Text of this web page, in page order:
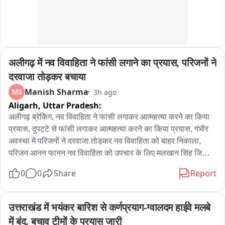
अलीगढ़ में नव विवाहिता ने फांसी लगाने का प्रयास, परिजनों ने
दरवाजा तोड़कर बचाया
MS Manish Sharma 3h ago
Aligarh, Uttar Pradesh:
अलीगढ़ ब्रेकिंग, नव विवाहिता ने फांसी लगाकर आत्महत्या करने का किया
प्रयास, दुपट्टे से फांसी लगाकर आत्महत्या करने का किया प्रयास, गंभीर
अवस्था में परिजनों ने दरवाजा तोड़कर नव विवाहिता को बाहर निकाला,
परिजन आनन फानन नव विवाहिता को उपचार के लिए मलखान सिंह जिला
कॉलेज के लिए किया रेफर, अलीगढ़ के थाना गांधी पार्क के इलाके के
0 0 Share Report
उत्तराखंड में भयंकर बारिश से कर्णप्रयाग-ग्वालदम हाईवे मलबे
में बंद, बचाव टीमों के प्रयास जारी